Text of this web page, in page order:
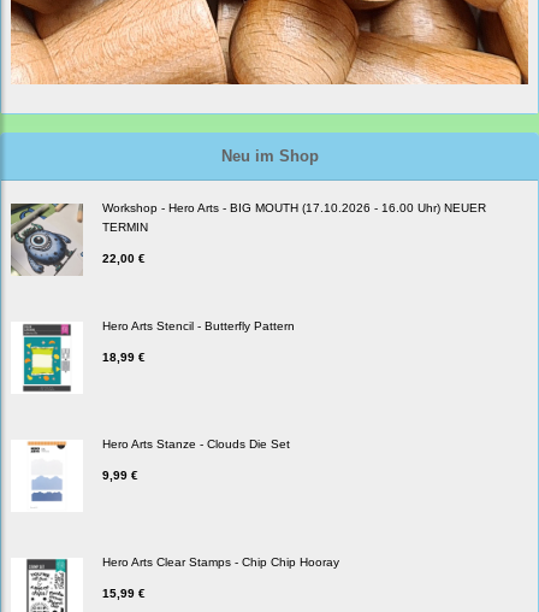
Neu im Shop
Workshop - Hero Arts - BIG MOUTH (17.10.2026 - 16.00 Uhr) NEUER
TERMIN
22,00 €
Hero Arts Stencil - Butterfly Pattern
18,99 €
Hero Arts Stanze - Clouds Die Set
9,99 €
Hero Arts Clear Stamps - Chip Chip Hooray
15,99 €